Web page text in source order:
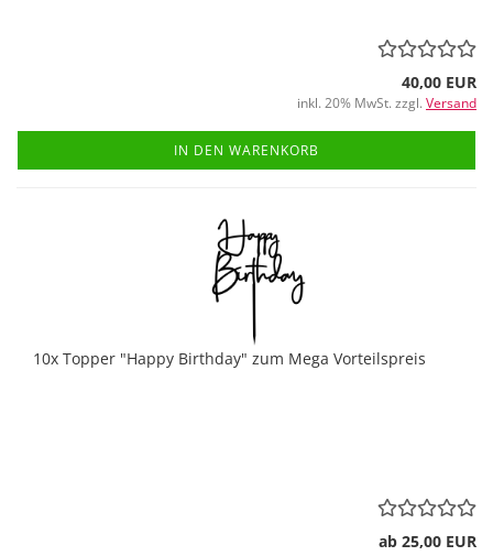
40,00 EUR
inkl. 20% MwSt. zzgl. Versand
IN DEN WARENKORB
10x Topper "Happy Birthday" zum Mega Vorteilspreis
ab 25,00 EUR